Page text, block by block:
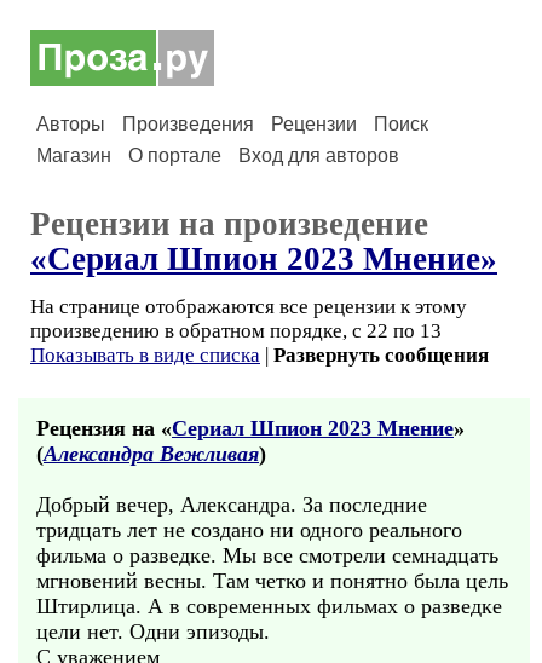
Авторы Произведения Рецензии
Поиск
Магазин
О портале Вход для авторов
Рецензии на произведение
«Сериал Шпион 2023 Мнение»
На странице отображаются все рецензии к этому
произведению в обратном порядке, с 22 по 13
Показывать в виде списка | Развернуть сообщения
Рецензия на «Сериал Шпион 2023 Мнение»
(Александра Вежливая)
Добрый вечер, Александра. За последние
тридцать лет не создано ни одного реального
фильма о разведке. Мы все смотрели семнадцать
мгновений весны. Там четко и понятно была цель
Штирлица. А в современных фильмах о разведке
цели нет. Одни эпизоды.
С уважением